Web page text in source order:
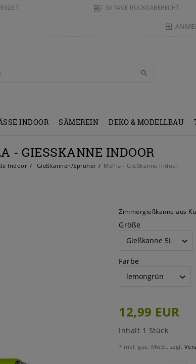
30 TAGE RÜCKGABERECHT
INDOOR SÄMEREIN DEKO & MODELLBAU
- GIESSKANNE INDOOR
Indoor Gießkannen/Sprüher MePla - Gießkanne Indoor
Zimmergießkanne aus
Größe
Farbe
12,99 EUR
Inhalt 1 Stück
* inkl. ges. MwSt. zzgl.